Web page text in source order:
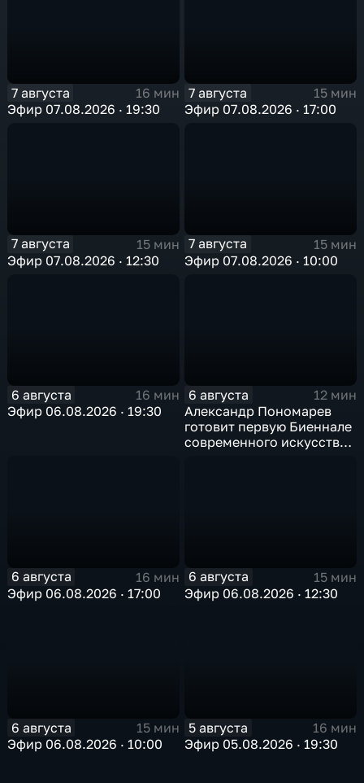
7 августа
16 мин
Эфир 07.08.2026 · 19:30
7 августа
15 мин
Эфир 07.08.2026 · 17:00
7 августа
15 мин
Эфир 07.08.2026 · 12:30
7 августа
15 мин
Эфир 07.08.2026 · 10:00
6 августа
16 мин
Эфир 06.08.2026 · 19:30
6 августа
12 мин
Александр Пономарев
готовит первую Биеннале
современного искусства
6 августа
16 мин
Эфир 06.08.2026 · 17:00
6 августа
15 мин
Эфир 06.08.2026 · 12:30
6 августа
15 мин
Эфир 06.08.2026 · 10:00
5 августа
16 мин
Эфир 05.08.2026 · 19:30